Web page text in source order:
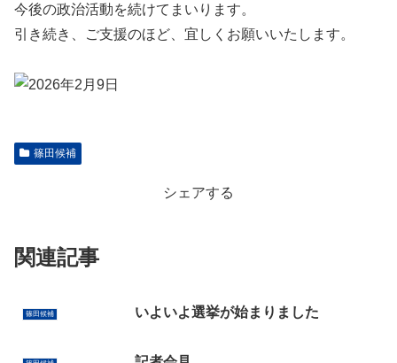
今後の政治活動を続けてまいります。
引き続き、ご支援のほど、宜しくお願いいたします。
篠田候補
シェアする
関連記事
篠田候補 いよいよ選挙が始まりました